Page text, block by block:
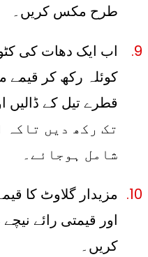
طرح مکس کریں۔
اب ایک دھات کی
کوئلہ رکھ کر قیمے
تک رکھ دیں تاکہ
شامل ہوجائے۔
مزیدار گلاوٹ کا
اور قیمتی رائے
کریں۔